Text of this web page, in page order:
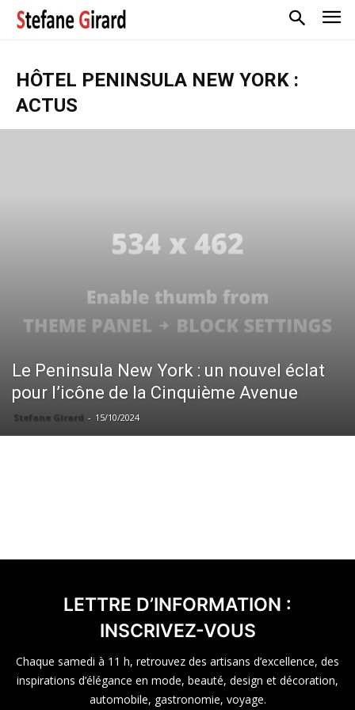
HÔTEL PENINSULA NEW YORK :
ACTUS
Le Peninsula New York : un nouvel éclat
pour l’icône de la Cinquième Avenue
Stefane Girard - 15/10/2024
LETTRE D’INFORMATION :
INSCRIVEZ-VOUS
Chaque samedi à 11 h, retrouvez des artisans d’excellence, des
inspirations d’élégance en mode, beauté, design et décoration,
automobile, gastronomie, voyage.